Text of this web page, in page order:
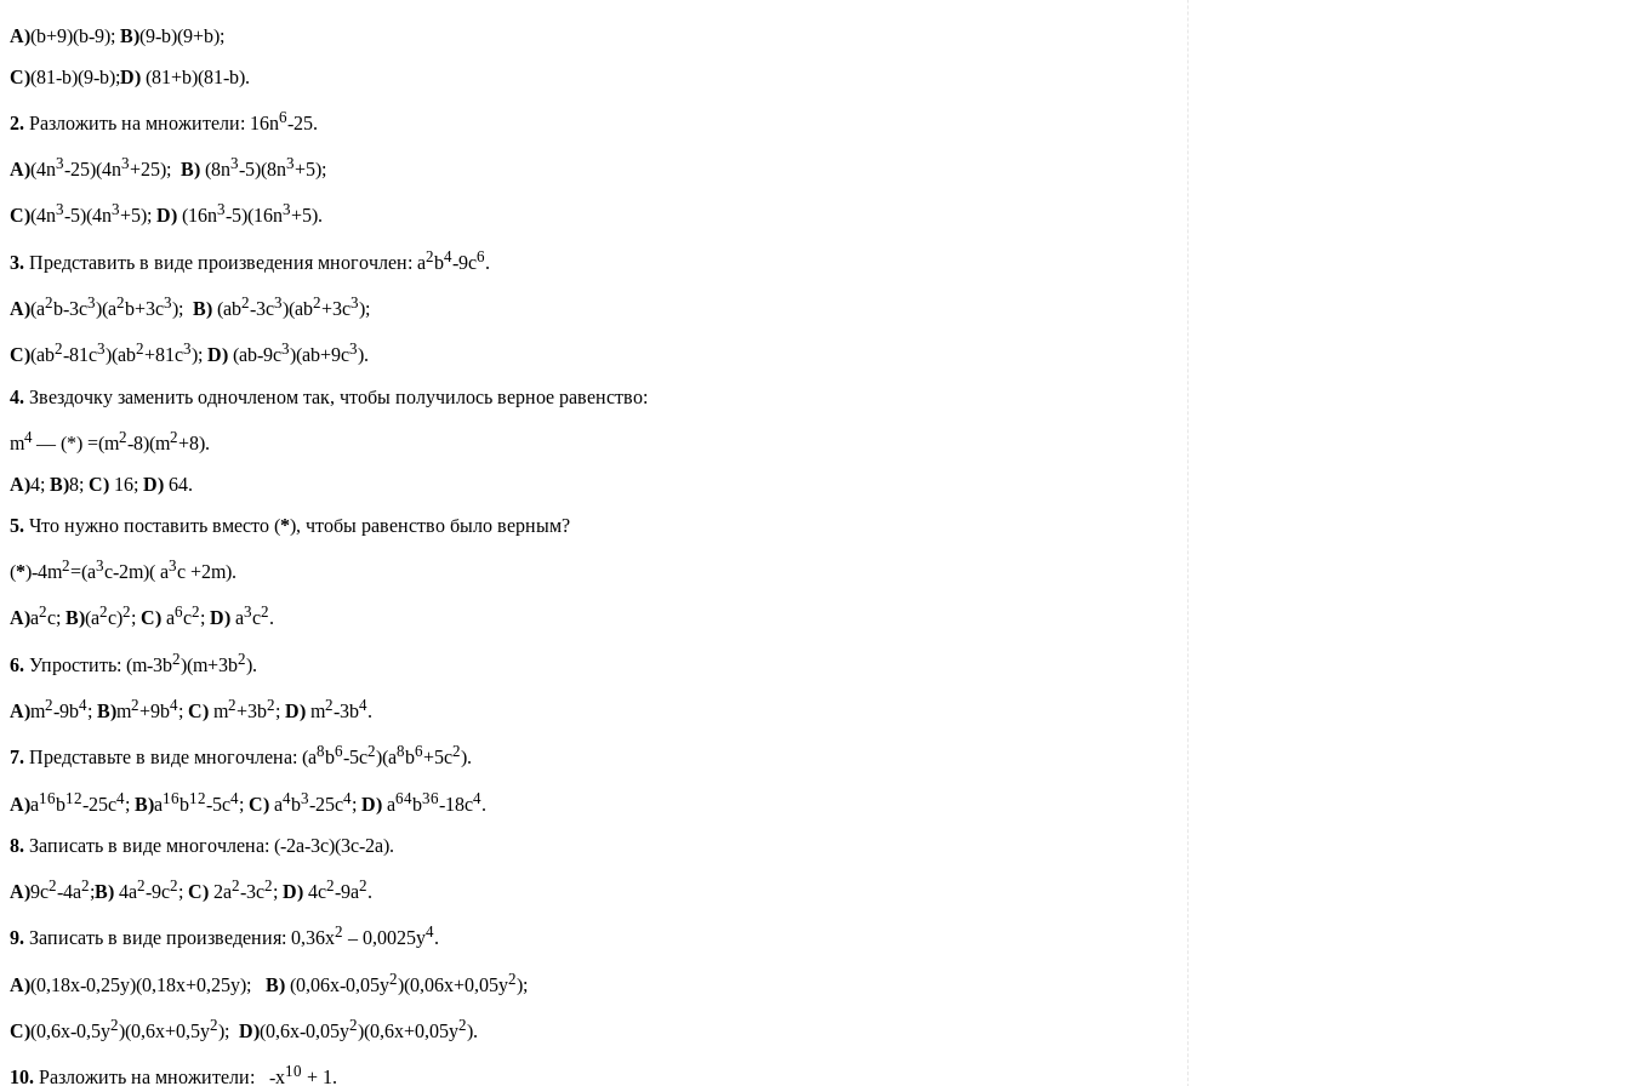
A)(b+9)(b-9); B)(9-b)(9+b);
C)(81-b)(9-b);D) (81+b)(81-b).
2. Разложить на множители: 16n6-25.
A)(4n3-25)(4n3+25); B) (8n3-5)(8n3+5);
C)(4n3-5)(4n3+5); D) (16n3-5)(16n3+5).
3. Представить в виде произведения многочлен: a2b4-9c6.
A)(a2b-3c3)(a2b+3c3); B) (аb2-3c3)(ab2+3c3);
C)(ab2-81c3)(ab2+81c3); D) (ab-9c3)(ab+9c3).
4. Звездочку заменить одночленом так, чтобы получилось верное равенство:
m4 — (*) =(m2-8)(m2+8).
A)4; B)8; C) 16; D) 64.
5. Что нужно поставить вместо (*), чтобы равенство было верным?
(*)-4m2=(a3c-2m)( a3c +2m).
A)a2c; B)(a2c)2; C) a6c2; D) a3c2.
6. Упростить: (m-3b2)(m+3b2).
A)m2-9b4; B)m2+9b4; C) m2+3b2; D) m2-3b4.
7. Представьте в виде многочлена: (a8b6-5c2)(a8b6+5c2).
A)a16b12-25c4; B)a16b12-5c4; C) a4b3-25c4; D) a64b36-18c4.
8. Записать в виде многочлена: (-2a-3c)(3c-2a).
A)9c2-4a2;B) 4a2-9c2; C) 2a2-3c2; D) 4c2-9a2.
9. Записать в виде произведения: 0,36х2 – 0,0025у4.
A)(0,18х-0,25у)(0,18х+0,25у); B) (0,06х-0,05у2)(0,06х+0,05у2);
C)(0,6х-0,5у2)(0,6х+0,5у2); D)(0,6х-0,05у2)(0,6х+0,05у2).
10. Разложить на множители: -х10 + 1.